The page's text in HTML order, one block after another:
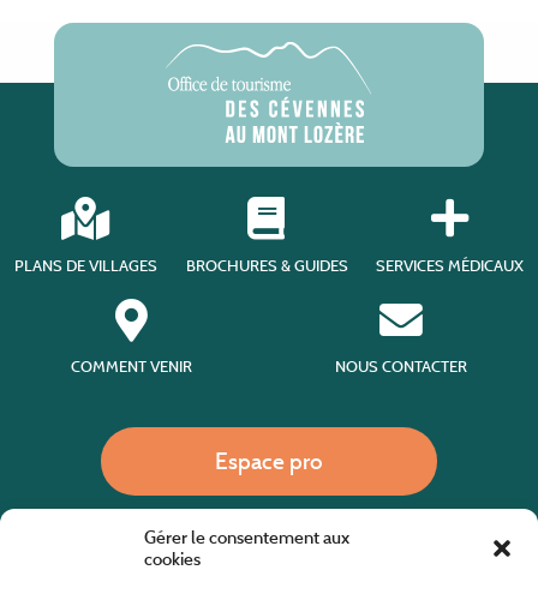
Gérer le consentement aux
cookies
PLANS DE VILLAGES BROCHURES & GUIDES SERVICES MÉDICAUX
COMMENT VENIR NOUS CONTACTER
Espace pro